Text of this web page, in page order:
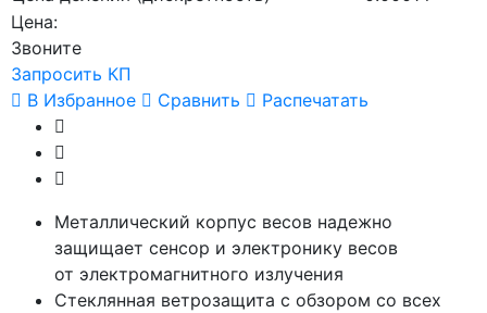
Цена:
Звоните
Запросить КП
В Избранное
Сравнить Распечатать
Металлический корпус весов надежно
защищает сенсор и электронику весов
от электромагнитного излучения
Стеклянная ветрозащита с обзором со всех